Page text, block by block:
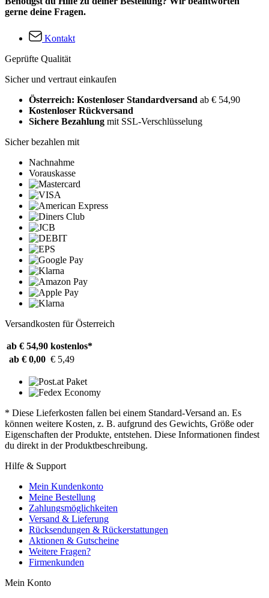
gerne deine Fragen.
Kontakt
Geprüfte Qualität
Sicher und vertraut einkaufen
Österreich: Kostenloser Standardversand ab € 54,90
Kostenloser Rückversand
Sichere Bezahlung mit SSL-Verschlüsselung
Sicher bezahlen mit
Nachnahme
Vorauskasse
Versandkosten für Österreich
ab € 54,90 kostenlos*
ab € 0,00 € 5,49
* Diese Lieferkosten fallen bei einem Standard-Versand an. Es
können weitere Kosten, z. B. aufgrund des Gewichts, Größe oder
Eigenschaften der Produkte, entstehen. Diese Informationen findest
du direkt in der Produktbeschreibung.
Hilfe & Support
Mein Kundenkonto
Meine Bestellung
Zahlungsmöglichkeiten
Versand & Lieferung
Rücksendungen & Rückerstattungen
Aktionen & Gutscheine
Weitere Fragen?
Firmenkunden
Mein Konto